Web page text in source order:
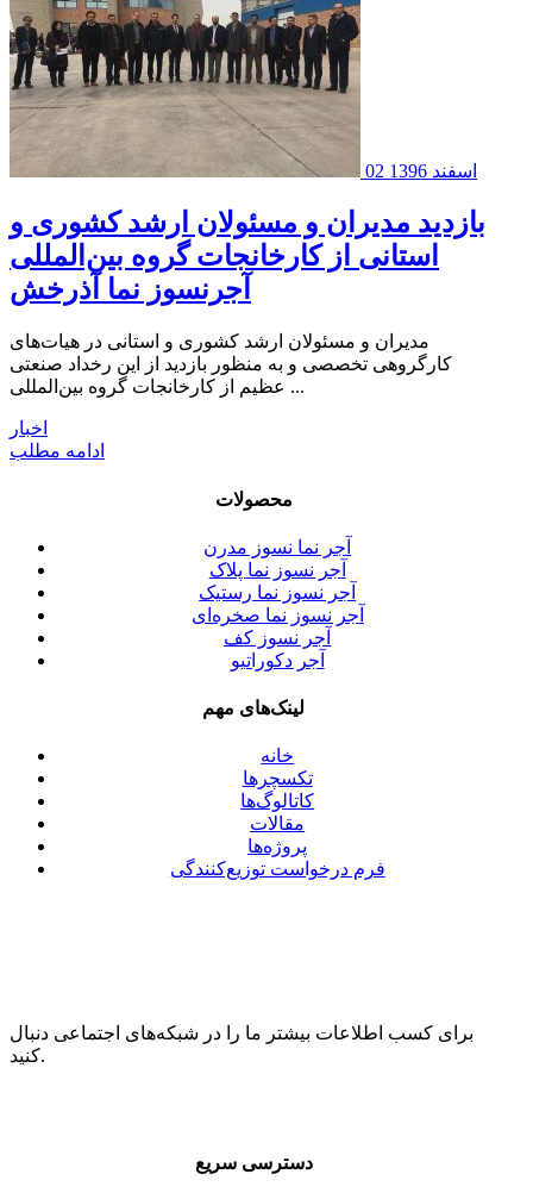
02 اسفند 1396
بازدید مدیران و مسئولان ارشد کشوری و
استانی از کارخانجات گروه بین‌المللی
آجرنسوز نما آذرخش
مدیران و مسئولان ارشد کشوری و استانی در هیات‌های
کارگروهی تخصصی و به منظور بازدید از این رخداد صنعتی
عظیم از کارخانجات گروه بین‌المللی ...
اخبار
ادامه مطلب
محصولات
آجر نما نسوز مدرن
آجر نسوز نما پلاک
آجر نسوز نما رستیک
آجر نسوز نما صخره‌ای
آجر نسوز کف
آجر دکوراتیو
لینک‌های مهم
خانه
تکسچرها
کاتالوگ‌ها
مقالات
پروژه‌ها
فرم درخواست توزیع‌کنندگی
برای کسب اطلاعات بیشتر ما را در شبکه‌های اجتماعی دنبال
کنید.
دسترسی سریع